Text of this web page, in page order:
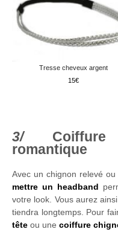
Tresse cheveux argent
15
romantique
Avec un chignon relevé
mettre un headband
votre look. Vous aurez
tiendra longtemps. Pour
tête ou une coiffure